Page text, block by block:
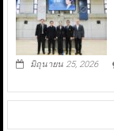
มิถุนายน 25, 2026